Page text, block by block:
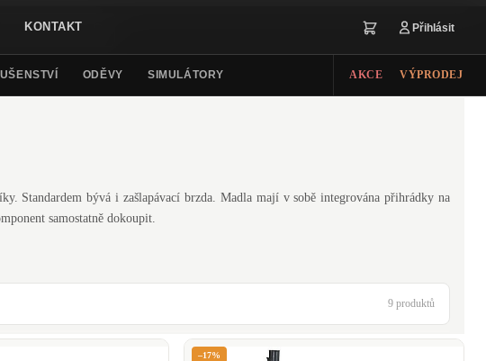
KONTAKT Přihlásit
ODĚVY SIMULÁTORY AKCE VÝPRODEJ
Standardem bývá i zašlapávací brzda. Madla mají v sobě integrována přihrádky na
samostatně dokoupit.
9 produktů
–17%